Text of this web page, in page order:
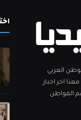
العربي
تأسست عام 2002. تابع معنا اخر اخبار
المواطن